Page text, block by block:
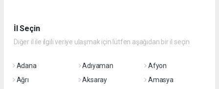
İl Seçin
Diğer il ile ilgili veriye ulaşmak için lütfen aşağıdan bir il seçin
Adana Adıyaman
Afyon
Ağrı
Aksaray
Amasya